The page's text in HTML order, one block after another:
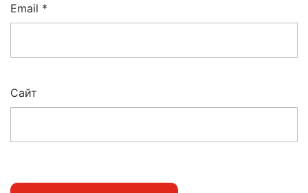
Email *
Сайт